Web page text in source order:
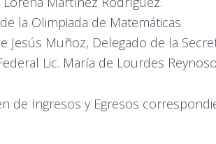
la Olimpiada de Matemáticas.
Jesús Muñoz, Delegado de la
Lic. María de Lourdes
de Ingresos y Egresos